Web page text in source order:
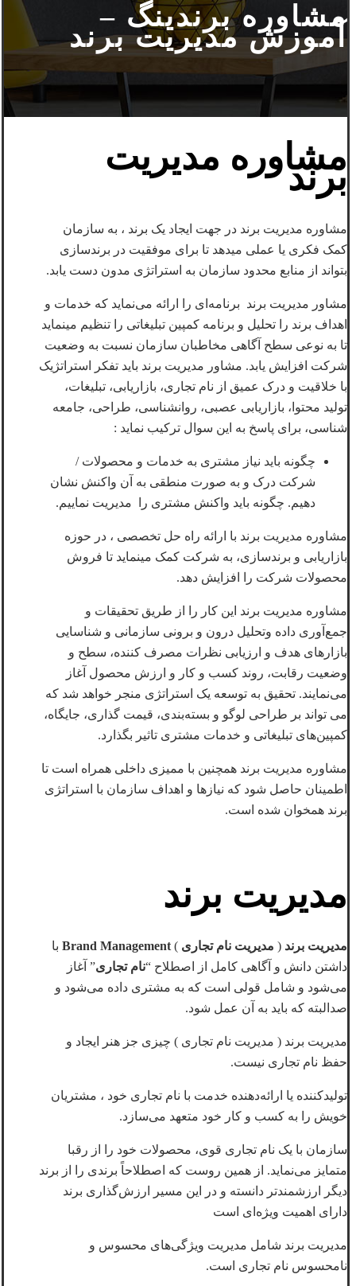
مشاوره برندینگ –
آموزش مدیریت برند
مشاوره مدیریت
برند
مشاوره مدیریت برند در جهت ایجاد یک برند ، به سازمان
کمک فکری یا عملی میدهد تا برای موفقیت در برندسازی
بتواند از منابع محدود سازمان به استراتژی مدون دست یابد.
مشاور مدیریت برند برنامه‌ای را ارائه می‌نماید که خدمات و
اهداف برند را تحلیل و برنامه‌ کمپین تبلیغاتی را تنظیم مینماید
تا به نوعی سطح آگاهی مخاطبان سازمان نسبت به وضعیت
شرکت افزایش یابد. مشاور مدیریت برند باید تفکر استراتژیک
با خلاقیت و درک عمیق از نام تجاری، بازاریابی، تبلیغات،
تولید محتوا، بازاریابی عصبی، روانشناسی، طراحی، جامعه
شناسی، برای پاسخ به این سوال ترکیب نماید :
چگونه باید نیاز مشتری به خدمات و محصولات /
شرکت درک و به صورت منطقی به آن واکنش نشان
دهیم. چگونه باید واکنش مشتری را مدیریت نماییم.
مشاوره مدیریت برند با ارائه راه حل تخصصی ، در حوزه
بازاریابی و برندسازی، به شرکت کمک مینماید تا فروش
محصولات شرکت را افزایش دهد.
مشاوره مدیریت برند این کار را از طریق تحقیقات و
جمع‌آوری داده وتحلیل درون و برونی سازمانی و شناسایی
بازارهای هدف و ارزیابی نظرات مصرف کننده، سطح و
وضعیت رقابت، روند کسب و کار و ارزش محصول آغاز
می‌نمایند. تحقیق به توسعه یک استراتژی منجر خواهد شد که
می تواند بر طراحی لوگو و بسته‌بندی، قیمت گذاری، جایگاه،
کمپین‌های تبلیغاتی و خدمات مشتری تاثیر بگذارد.
مشاوره مدیریت برند همچنین با ممیزی داخلی همراه است تا
اطمینان حاصل شود که نیازها و اهداف سازمان با استراتژی
برند همخوان شده است.
مدیریت برند
مدیریت برند ( مدیریت نام تجاری )
با
داشتن دانش و آگاهی کامل از اصطلاح “نام تجاری” آغاز
می‌شود و شامل قولی است که به مشتری داده می‌شود و
صدالبته که باید به آن عمل شود.
مدیریت برند ( مدیریت نام تجاری ) چیزی جز هنر ایجاد و
حفظ نام تجاری نیست.
تولیدکننده یا ارائه‌دهنده خدمت با نام تجاری خود ، مشتریان
خویش را به کسب و کار خود متعهد می‌سازد.
سازمان با یک نام تجاری قوی، محصولات خود را از رقبا
متمایز می‌نماید. از همین روست که اصطلاحاً برندی را از برند
دیگر ارزشمندتر دانسته و در این مسیر ارزش‌گذاری برند
دارای اهمیت ویژه‌ای است
مدیریت برند شامل مدیریت ویژگی‌های محسوس و
نامحسوس نام تجاری است.